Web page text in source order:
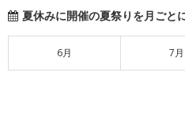
夏休みに開催の夏祭りを月ごと
6月 7月